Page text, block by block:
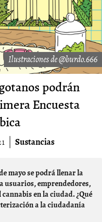
Ilustraciones de @burdo.666
podrán
Encuesta
Sustancias
usuarios, emprendedores,
en la ciudad. ¿Qué
a la ciudadanía